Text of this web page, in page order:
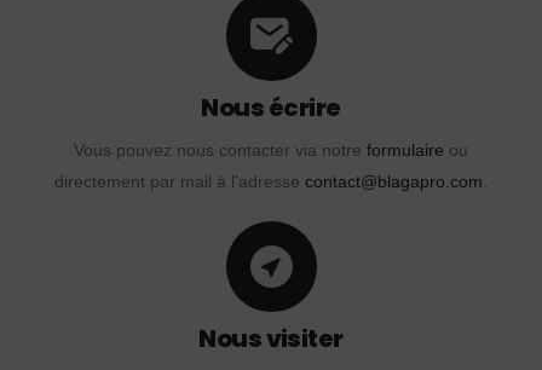
Nous écrire
Vous pouvez nous contacter via notre formulaire ou
directement par mail à l'adresse contact@blagapro.com.
Nous visiter